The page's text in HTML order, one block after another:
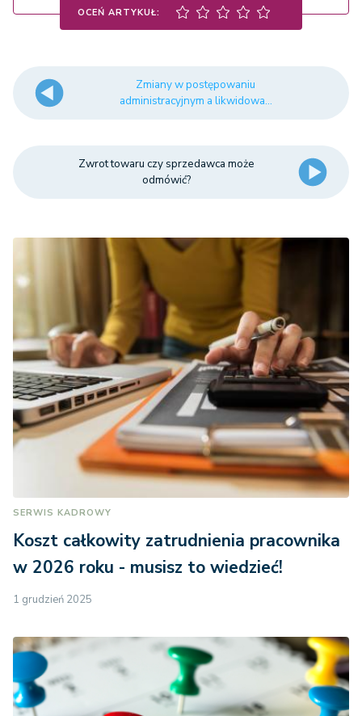
OCEŃ ARTYKUŁ:
Zmiany w postępowaniu
administracyjnym a likwidowa...
Zwrot towaru czy sprzedawca może
odmówić?
SERWIS KADROWY
Koszt całkowity zatrudnienia pracownika
w 2026 roku - musisz to wiedzieć!
1 grudzień 2025